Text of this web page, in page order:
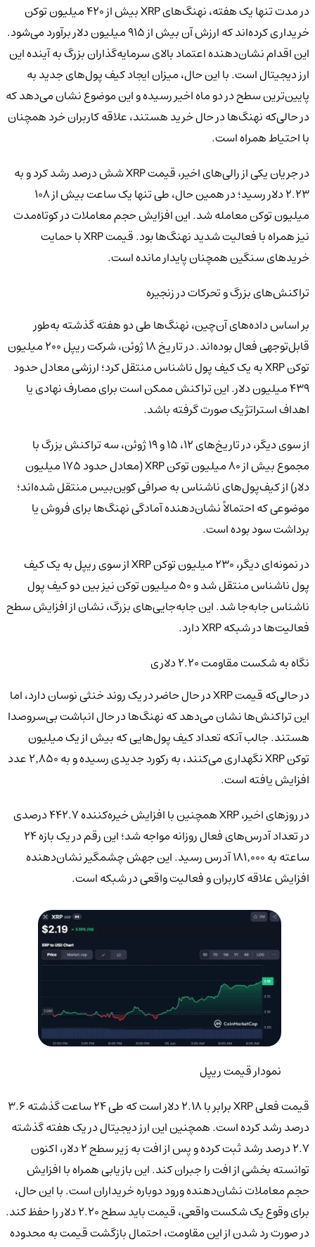
در مدت تنها یک هفته، نهنگ‌های XRP بیش از ۴۲۰ میلیون توکن
خریداری کرده‌اند که ارزش آن بیش از ۹۱۵ میلیون دلار برآورد می‌شود.
این اقدام نشان‌دهنده اعتماد بالای سرمایه‌گذاران بزرگ به آینده این
ارز دیجیتال است. با این حال، میزان ایجاد کیف پول‌های جدید به
پایین‌ترین سطح در دو ماه اخیر رسیده و این موضوع نشان می‌دهد که
در حالی‌که نهنگ‌ها در حال خرید هستند، علاقه کاربران خرد همچنان
با احتیاط همراه است.
در جریان یکی از رالی‌های اخیر، قیمت XRP شش درصد رشد کرد و به
۲.۲۳ دلار رسید؛ در همین حال، طی تنها یک ساعت بیش از ۱۰۸
میلیون توکن معامله شد. این افزایش حجم معاملات در کوتاه‌مدت
نیز همراه با فعالیت شدید نهنگ‌ها بود. قیمت XRP با حمایت
خریدهای سنگین همچنان پایدار مانده است.
تراکنش‌های بزرگ و تحرکات در زنجیره
بر اساس داده‌های آن‌چین، نهنگ‌ها طی دو هفته گذشته به‌طور
قابل‌توجهی فعال بوده‌اند. در تاریخ ۱۸ ژوئن، شرکت ریپل ۲۰۰ میلیون
توکن XRP به یک کیف پول ناشناس منتقل کرد؛ ارزشی معادل حدود
۴۳۹ میلیون دلار. این تراکنش ممکن است برای مصارف نهادی یا
اهداف استراتژیک صورت گرفته باشد.
از سوی دیگر، در تاریخ‌های ۱۲، ۱۵ و ۱۹ ژوئن، سه تراکنش بزرگ با
مجموع بیش از ۸۰ میلیون توکن XRP (معادل حدود ۱۷۵ میلیون
دلار) از کیف‌پول‌های ناشناس به صرافی کوین‌بیس منتقل شده‌اند؛
موضوعی که احتمالاً نشان‌دهنده آمادگی نهنگ‌ها برای فروش یا
برداشت سود بوده است.
در نمونه‌ای دیگر، ۲۳۰ میلیون توکن XRP از سوی ریپل به یک کیف
پول ناشناس منتقل شد و ۵۰ میلیون توکن نیز بین دو کیف پول
ناشناس جابه‌جا شد. این جابه‌جایی‌های بزرگ، نشان از افزایش سطح
فعالیت‌ها در شبکه XRP دارد.
نگاه به شکست مقاومت ۲.۲۰ دلاری
در حالی‌که قیمت XRP در حال حاضر در یک روند خنثی نوسان دارد، اما
این تراکنش‌ها نشان می‌دهد که نهنگ‌ها در حال انباشت بی‌سروصدا
هستند. جالب آنکه تعداد کیف پول‌هایی که بیش از یک میلیون
توکن XRP نگهداری می‌کنند، به رکورد جدیدی رسیده و به ۲٬۸۵۰ عدد
افزایش یافته است.
در روزهای اخیر، XRP همچنین با افزایش خیره‌کننده ۴۴۲.۷ درصدی
در تعداد آدرس‌های فعال روزانه مواجه شد؛ این رقم در یک بازه ۲۴
ساعته به ۱۸۱٬۰۰۰ آدرس رسید. این جهش چشمگیر نشان‌دهنده
افزایش علاقه کاربران و فعالیت واقعی در شبکه است.
نمودار قیمت ریپل
قیمت فعلی XRP برابر با ۲.۱۸ دلار است که طی ۲۴ ساعت گذشته ۳.۶
درصد رشد کرده است. همچنین این ارز دیجیتال در یک هفته گذشته
۲.۷ درصد رشد ثبت کرده و پس از افت به زیر سطح ۲ دلار، اکنون
توانسته بخشی از افت را جبران کند. این بازیابی همراه با افزایش
حجم معاملات نشان‌دهنده ورود دوباره خریداران است. با این حال،
برای وقوع یک شکست واقعی، قیمت باید سطح ۲.۲۰ دلار را حفظ کند.
در صورت رد شدن از این مقاومت، احتمال بازگشت قیمت به محدوده